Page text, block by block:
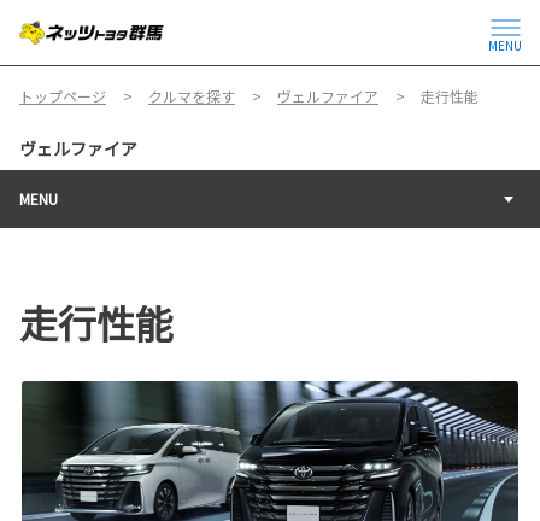
MENU
トップページ クルマを探す ヴェルファイア 走行性能
ヴェルファイア
MENU
走行性能